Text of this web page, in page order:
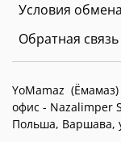
Условия
Обратная связь
YoMamaz
офис - Nazalimper
Польша, Варшава,